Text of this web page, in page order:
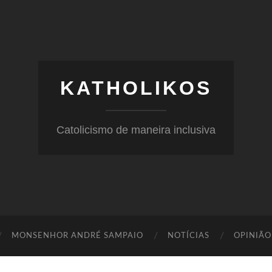
KATHOLIKOS
Catolicismo de maneira inclusiva
MONSENHOR ANDRÉ SAMPAIO NOTÍCIAS OPINIÃO